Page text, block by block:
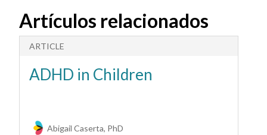
Artículos relacionados
ARTICLE
ADHD in Children
Abigail Caserta, PhD